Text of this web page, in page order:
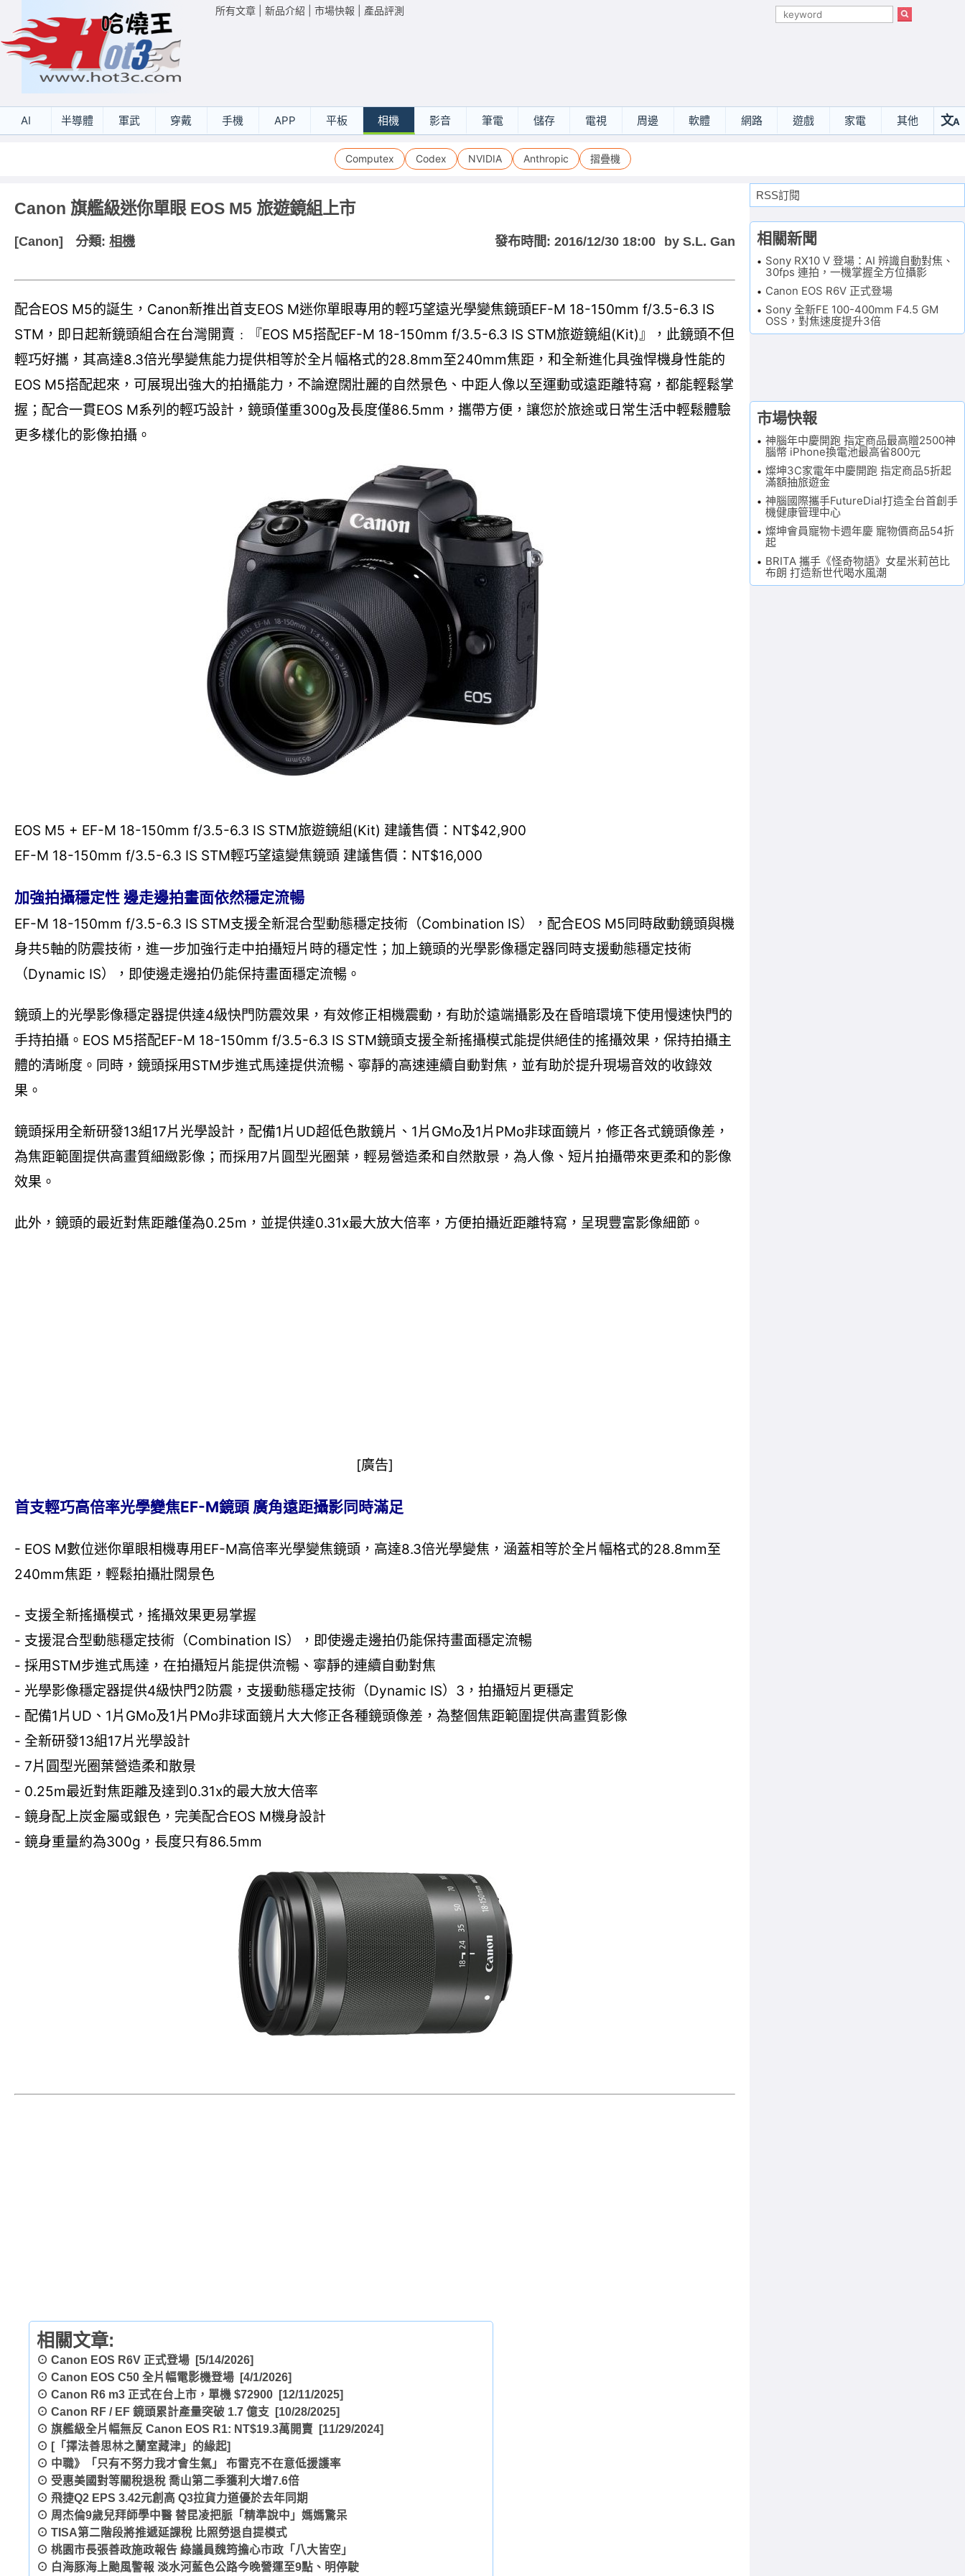
所有文章 新品介紹 市場快報 產品評測
AI 半導體 軍武 穿戴 手機 APP 平板 相機 影音 筆電 儲存 電視 周邊 軟體 網路 遊戲 家電 其他 文A
Computex Codex NVIDIA Anthropic 摺疊機
Canon 旗艦級迷你單眼 EOS M5 旅遊鏡組上市
[Canon] 分類: 相機 發布時間: 2016/12/30 18:00 by S.L. Gan
配合EOS M5的誕生，Canon新推出首支EOS M迷你單眼專用的輕巧望遠光學變焦鏡頭EF-M 18-150mm f/3.5-6.3 IS
STM，即日起新鏡頭組合在台灣開賣﹕『EOS M5搭配EF-M 18-150mm f/3.5-6.3 IS STM旅遊鏡組(Kit)』，此鏡頭不但
輕巧好攜，其高達8.3倍光學變焦能力提供相等於全片幅格式的28.8mm至240mm焦距，和全新進化具強悍機身性能的
EOS M5搭配起來，可展現出強大的拍攝能力，不論遼闊壯麗的自然景色、中距人像以至運動或遠距離特寫，都能輕鬆掌
握；配合一貫EOS M系列的輕巧設計，鏡頭僅重300g及長度僅86.5mm，攜帶方便，讓您於旅途或日常生活中輕鬆體驗
更多樣化的影像拍攝。
EOS M5 + EF-M 18-150mm f/3.5-6.3 IS STM旅遊鏡組(Kit) 建議售價：NT$42,900
EF-M 18-150mm f/3.5-6.3 IS STM輕巧望遠變焦鏡頭 建議售價：NT$16,000
加強拍攝穩定性 邊走邊拍畫面依然穩定流暢
EF-M 18-150mm f/3.5-6.3 IS STM支援全新混合型動態穩定技術（Combination IS），配合EOS M5同時啟動鏡頭與機
身共5軸的防震技術，進一步加強行走中拍攝短片時的穩定性；加上鏡頭的光學影像穩定器同時支援動態穩定技術
（Dynamic IS），即使邊走邊拍仍能保持畫面穩定流暢。
鏡頭上的光學影像穩定器提供達4級快門防震效果，有效修正相機震動，有助於遠端攝影及在昏暗環境下使用慢速快門的
手持拍攝。EOS M5搭配EF-M 18-150mm f/3.5-6.3 IS STM鏡頭支援全新搖攝模式能提供絕佳的搖攝效果，保持拍攝主
體的清晰度。同時，鏡頭採用STM步進式馬達提供流暢、寧靜的高速連續自動對焦，並有助於提升現場音效的收錄效
果。
鏡頭採用全新研發13組17片光學設計，配備1片UD超低色散鏡片、1片GMo及1片PMo非球面鏡片，修正各式鏡頭像差，
為焦距範圍提供高畫質細緻影像；而採用7片圓型光圈葉，輕易營造柔和自然散景，為人像、短片拍攝帶來更柔和的影像
效果。
此外，鏡頭的最近對焦距離僅為0.25m，並提供達0.31x最大放大倍率，方便拍攝近距離特寫，呈現豐富影像細節。
[廣告]
首支輕巧高倍率光學變焦EF-M鏡頭 廣角遠距攝影同時滿足
- EOS M數位迷你單眼相機專用EF-M高倍率光學變焦鏡頭，高達8.3倍光學變焦，涵蓋相等於全片幅格式的28.8mm至
240mm焦距，輕鬆拍攝壯闊景色
- 支援全新搖攝模式，搖攝效果更易掌握
- 支援混合型動態穩定技術（Combination IS），即使邊走邊拍仍能保持畫面穩定流暢
- 採用STM步進式馬達，在拍攝短片能提供流暢、寧靜的連續自動對焦
- 光學影像穩定器提供4級快門2防震，支援動態穩定技術（Dynamic IS）3，拍攝短片更穩定
- 配備1片UD、1片GMo及1片PMo非球面鏡片大大修正各種鏡頭像差，為整個焦距範圍提供高畫質影像
- 全新研發13組17片光學設計
- 7片圓型光圈葉營造柔和散景
- 0.25m最近對焦距離及達到0.31x的最大放大倍率
- 鏡身配上炭金屬或銀色，完美配合EOS M機身設計
- 鏡身重量約為300g，長度只有86.5mm
相關文章:
⊙ Canon EOS R6V 正式登場 [5/14/2026]
⊙ Canon EOS C50 全片幅電影機登場 [4/1/2026]
⊙ Canon R6 m3 正式在台上市，單機 $72900 [12/11/2025]
⊙ Canon RF / EF 鏡頭累計產量突破 1.7 億支 [10/28/2025]
⊙ 旗艦級全片幅無反 Canon EOS R1: NT$19.3萬開賣 [11/29/2024]
⊙ [「擇法善思林之蘭室藏津」的緣起]
⊙ 中職》「只有不努力我才會生氣」 布雷克不在意低援護率
⊙ 受惠美國對等關稅退稅 喬山第二季獲利大增7.6倍
⊙ 飛捷Q2 EPS 3.42元創高 Q3拉貨力道優於去年同期
⊙ 周杰倫9歲兒拜師學中醫 替昆凌把脈「精準說中」媽媽驚呆
⊙ TISA第二階段將推遞延課稅 比照勞退自提模式
⊙ 桃園市長張善政施政報告 綠議員魏筠擔心市政「八大皆空」
⊙ 白海豚海上颱風警報 淡水河藍色公路今晚營運至9點、明停駛
RSS訂閱
相關新聞
Sony RX10 V 登場：AI 辨識自動對焦、
30fps 連拍，一機掌握全方位攝影
Canon EOS R6V 正式登場
Sony 全新FE 100-400mm F4.5 GM
OSS，對焦速度提升3倍
市場快報
神腦年中慶開跑 指定商品最高贈2500神
腦幣 iPhone換電池最高省800元
燦坤3C家電年中慶開跑 指定商品5折起
滿額抽旅遊金
神腦國際攜手FutureDial打造全台首創手
機健康管理中心
燦坤會員寵物卡週年慶 寵物價商品54折
起
BRITA 攜手《怪奇物語》女星米莉芭比
布朗 打造新世代喝水風潮